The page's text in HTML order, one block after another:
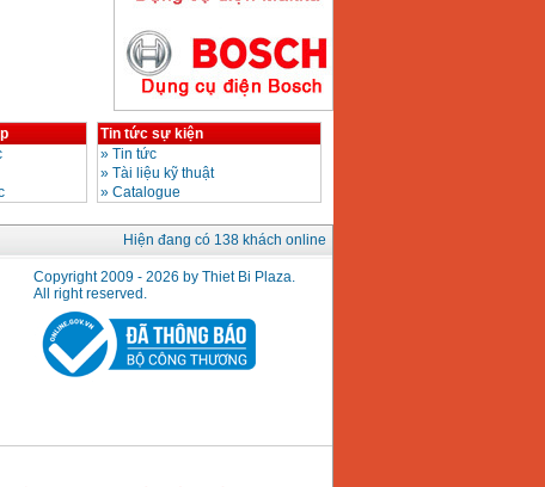
Giá:2890000VND
Hồng ký HK200E
Giá
Máy hàn que điện tử
Hồng Ký HK200N
Giá:2870000VND
Máy bơm nước
Tin tức sự kiện
» Tin tức
» Tài liệu kỹ thuật
» Catalogue
Hiện đang có 138 khách online
Copyright 2009 - 2026 by Thiet Bi Plaza.
All right reserved.